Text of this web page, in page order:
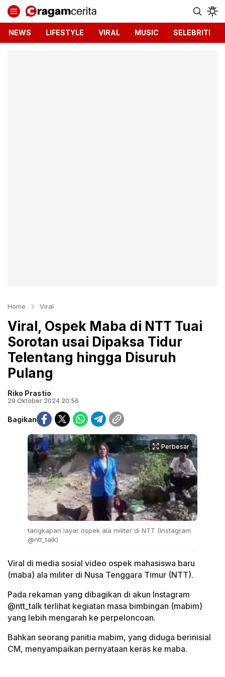
Ragamcerita.com
Informasi Terbaru dan Terkini
NEWS LIFESTYLE VIRAL MUSIC SELEBRITI
Home Viral
Viral, Ospek Maba di NTT Tuai
Sorotan usai Dipaksa Tidur
Telentang hingga Disuruh
Pulang
Riko Prastio
29 Oktober 2024 20:56
Bagikan
Perbesar
tangkapan layar ospek ala militer di NTT (Instagram
@ntt_talk)
Viral di media sosial video ospek mahasiswa baru
(maba) ala militer di Nusa Tenggara Timur (NTT).
Pada rekaman yang dibagikan di akun Instagram
@ntt_talk terlihat kegiatan masa bimbingan (mabim)
yang lebih mengarah ke perpeloncoan.
Bahkan seorang panitia mabim, yang diduga berinisial
CM, menyampaikan pernyataan keras ke maba.